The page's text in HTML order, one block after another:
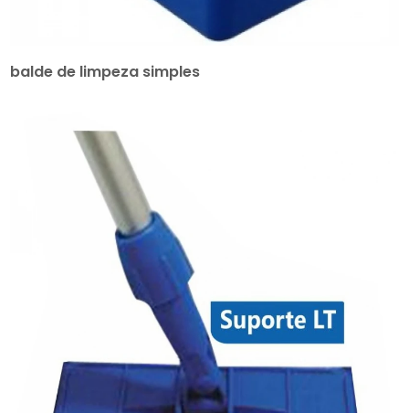
balde de limpeza simples